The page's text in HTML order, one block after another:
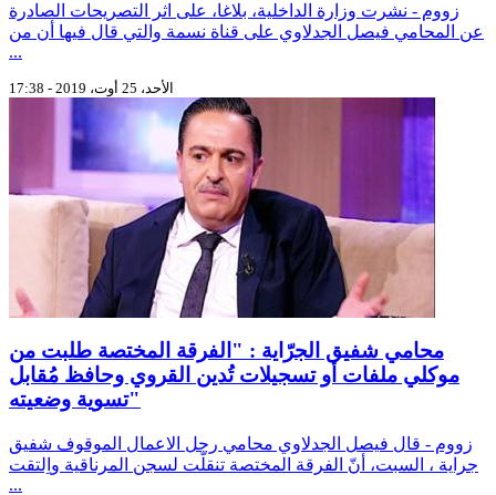
زووم - نشرت وزارة الداخلية، بلاغا، على اثر التصريحات الصادرة
عن المحامي فيصل الجدلاوي على قناة نسمة والتي قال فيها أن من
...
الأحد، 25 أوت، 2019 - 17:38
محامي شفيق الجرّاية : "الفرقة المختصة طلبت من
موكلي ملفات أو تسجيلات تُدين القروي وحافظ مُقابل
تسوية وضعيته"
زووم - قال فيصل الجدلاوي محامي رجل الاعمال الموقوف شفيق
جراية ، السبت، أنّ الفرقة المختصة تنقلّت لسجن المرناقية واِلتقت
...